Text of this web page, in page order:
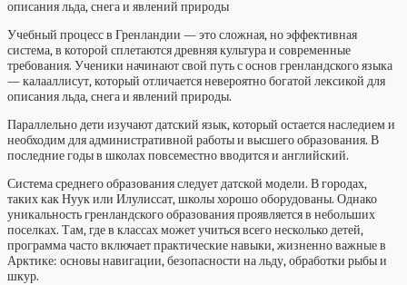
описания льда, снега и явлений природы
Учебный процесс в Гренландии — это сложная, но эффективная
система, в которой сплетаются древняя культура и современные
требования. Ученики начинают свой путь с основ гренландского языка
— калааллисут, который отличается невероятно богатой лексикой для
описания льда, снега и явлений природы.
Параллельно дети изучают датский язык, который остается наследием и
необходим для административной работы и высшего образования. В
последние годы в школах повсеместно вводится и английский.
Система среднего образования следует датской модели. В городах,
таких как Нуук или Илулиссат, школы хорошо оборудованы. Однако
уникальность гренландского образования проявляется в небольших
поселках. Там, где в классах может учиться всего несколько детей,
программа часто включает практические навыки, жизненно важные в
Арктике: основы навигации, безопасности на льду, обработки рыбы и
шкур.